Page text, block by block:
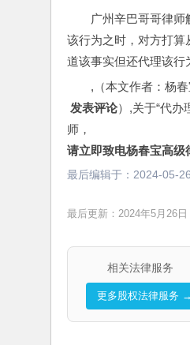
广州辛巴哥哥律
该行为之时，对方打算
道该事实但还代理该行
,（本文作者：杨
发表评论）,关于“代办
师，
请立即致电杨春宝高级
最后编辑于： 2024-05-
最后更新：2024年5月26日
相关法律服务
更多股权法律服务 →